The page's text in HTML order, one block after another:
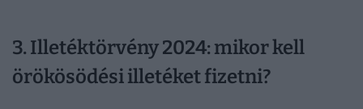
3. Illetéktörvény 2024: mikor kell
örökösödési illetéket fizetni?